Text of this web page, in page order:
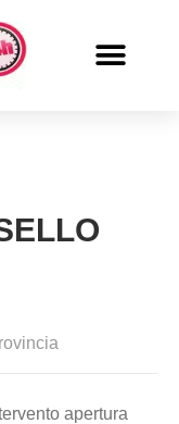
apertura